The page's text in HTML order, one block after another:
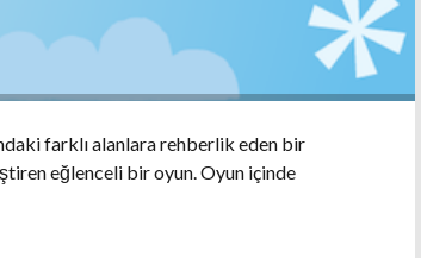
farklı alanlara rehberlik eden bir
eğlenceli bir oyun. Oyun içinde